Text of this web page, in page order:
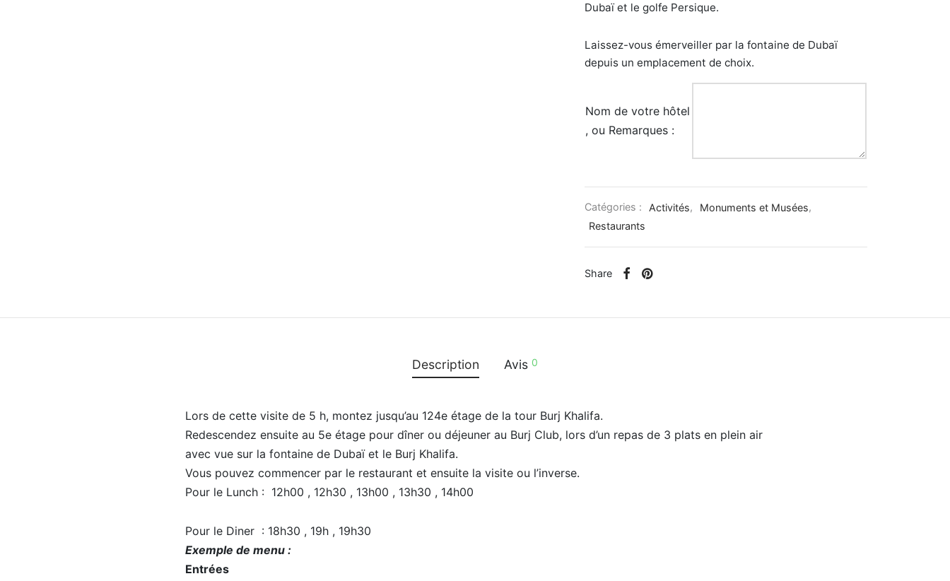
Dubaï et le golfe Persique.
Laissez-vous émerveiller par la fontaine de Dubaï
depuis un emplacement de choix.
Nom de votre hôtel
, ou Remarques :
Catégories : Activités, Monuments et Musées,
Restaurants
Share
Description Avis 0
Lors de cette visite de 5 h, montez jusqu’au 124e étage de la tour Burj Khalifa.
Redescendez ensuite au 5e étage pour dîner ou déjeuner au Burj Club, lors d’un repas de 3 plats en plein air
avec vue sur la fontaine de Dubaï et le Burj Khalifa.
Vous pouvez commencer par le restaurant et ensuite la visite ou l’inverse.
Pour le Lunch : 12h00 , 12h30 , 13h00 , 13h30 , 14h00
Pour le Diner : 18h30 , 19h , 19h30
Exemple de menu :
Entrées